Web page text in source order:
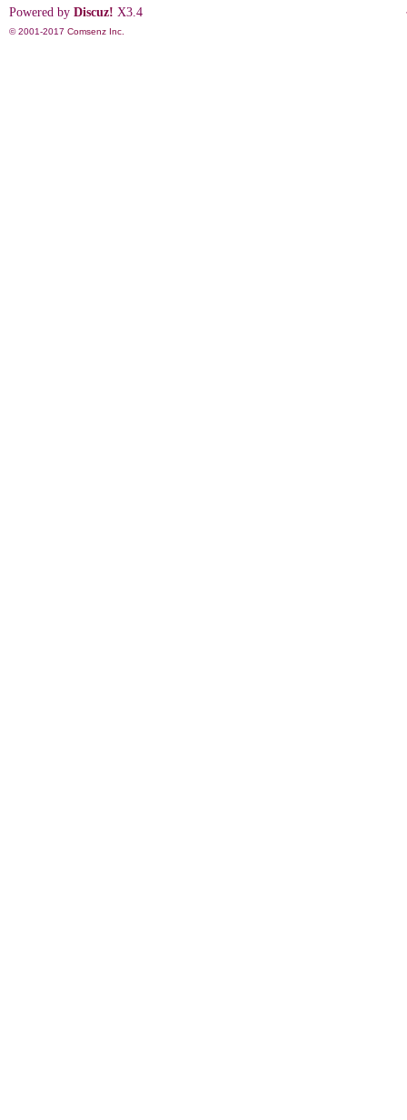
Powered by Discuz! X3.4
© 2001-2017 Comsenz Inc.